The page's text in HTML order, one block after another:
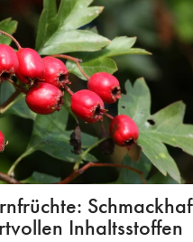
Inhaltsstoffen